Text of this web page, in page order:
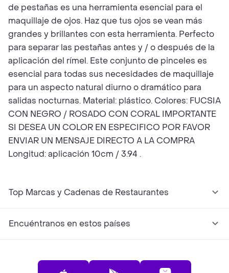
de pestañas es una herramienta esencial para el
maquillaje de ojos. Haz que tus ojos se vean más
grandes y brillantes con esta herramienta. Perfecto
para separar las pestañas antes y / o después de la
aplicación del rímel. Este conjunto de pinceles es
esencial para todas sus necesidades de maquillaje
para un aspecto natural diurno o dramático para
salidas nocturnas. Material: plástico. Colores: FUCSIA
CON NEGRO / ROSADO CON CORAL IMPORTANTE
SI DESEA UN COLOR EN ESPECIFICO POR FAVOR
ENVIAR UN MENSAJE DIRECTO A LA COMPRA
Longitud: aplicación 10cm / 3.94 .
Top Marcas y Cadenas de Restaurantes
Encuéntranos en estos países